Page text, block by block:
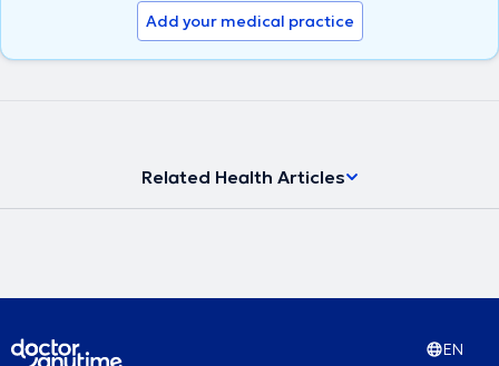
Add your medical practice
Related Health Articles
EN